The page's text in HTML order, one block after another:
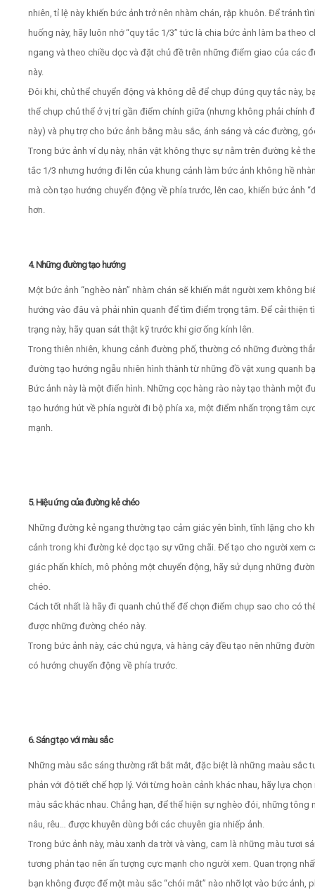
nhiên, tỉ lệ này khiến bức ảnh trở nên nhàm chán, rập khuôn. Để tránh
huống này, hãy luôn nhớ “quy tắc 1/3” tức là chia bức ảnh làm ba theo
ngang và theo chiều dọc và đặt chủ đề trên những điểm giao của các
này.
Đôi khi, chủ thể chuyển động và không dễ để chụp đúng quy tắc này,
thể chụp chủ thể ở vị trí gần điểm chính giữa (nhưng không phải chính
này) và phụ trợ cho bức ảnh bằng màu sắc, ánh sáng và các đường,
Trong bức ảnh ví dụ này, nhân vật không thực sự nằm trên đường kẻ
tắc 1/3 nhưng hướng đi lên của khung cảnh làm bức ảnh không hề
mà còn tạo hướng chuyển động về phía trước, lên cao, khiến bức ảnh
hơn.
4. Những đường tạo hướng
Một bức ảnh “nghèo nàn” nhàm chán sẽ khiến mắt người xem không
hướng vào đâu và phải nhìn quanh để tìm điểm trọng tâm. Để cải thiện
trạng này, hãy quan sát thật kỹ trước khi giơ ống kính lên.
Trong thiên nhiên, khung cảnh đường phố, thường có những đường
đường tạo hướng ngẫu nhiên hình thành từ những đồ vật xung quanh
Bức ảnh này là một điển hình. Những cọc hàng rào này tạo thành một
tạo hướng hút về phía người đi bộ phía xa, một điểm nhấn trọng tâm
mạnh.
5. Hiệu ứng của đường kẻ chéo
Những đường kẻ ngang thường tạo cảm giác yên bình, tĩnh lặng cho
cảnh trong khi đường kẻ dọc tạo sự vững chãi. Để tạo cho người xem
giác phấn khích, mô phỏng một chuyển động, hãy sử dụng những
chéo.
Cách tốt nhất là hãy đi quanh chủ thể để chọn điểm chụp sao cho có
được những đường chéo này.
Trong bức ảnh này, các chú ngựa, và hàng cây đều tạo nên những
có hướng chuyển động về phía trước.
6. Sáng tạo với màu sắc
Những màu sắc sáng thường rất bắt mắt, đặc biệt là những maàu sắc
phản với độ tiết chế hợp lý. Với từng hoàn cảnh khác nhau, hãy lựa
màu sắc khác nhau. Chẳng hạn, để thể hiện sự nghèo đói, những tông
nâu, rêu… được khuyên dùng bởi các chuyên gia nhiếp ảnh.
Trong bức ảnh này, màu xanh da trời và vàng, cam là những màu tươi
tương phản tạo nên ấn tượng cực mạnh cho người xem. Quan trọng
bạn không được để một màu sắc “chói mắt” nào nhỡ lọt vào bức ảnh,